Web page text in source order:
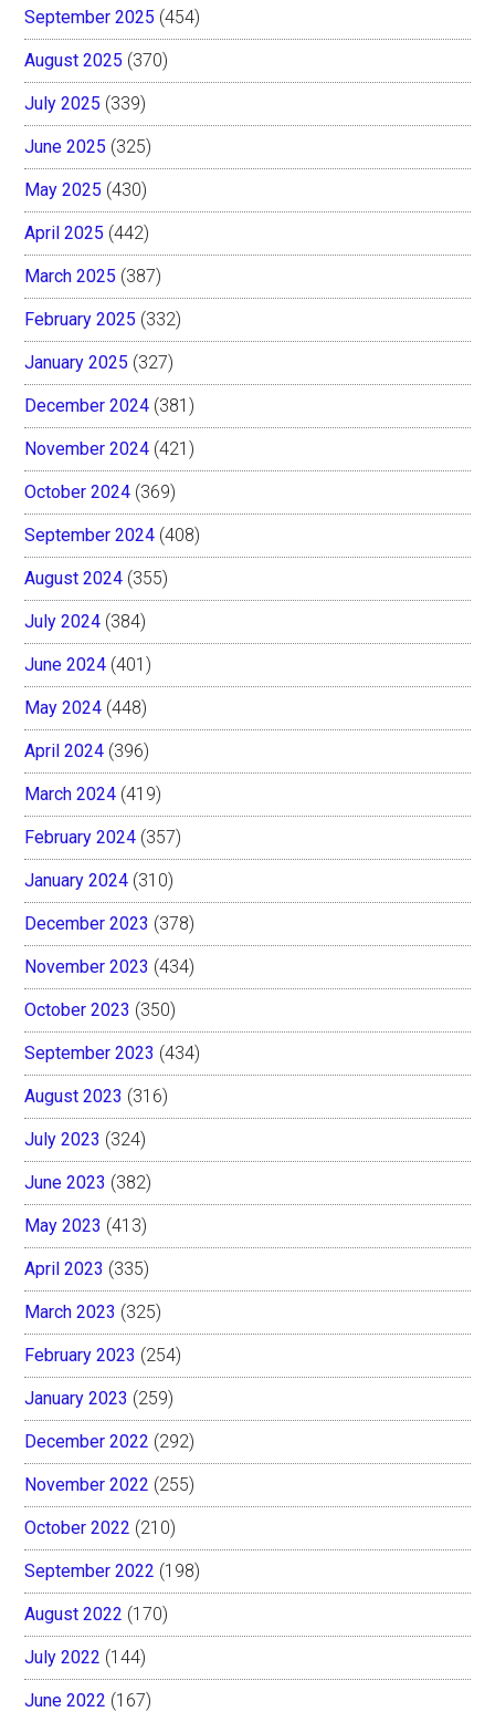
September 2025 (454)
August 2025 (370)
July 2025 (339)
June 2025 (325)
May 2025 (430)
April 2025 (442)
March 2025 (387)
February 2025 (332)
January 2025 (327)
December 2024 (381)
November 2024 (421)
October 2024 (369)
September 2024 (408)
August 2024 (355)
July 2024 (384)
June 2024 (401)
May 2024 (448)
April 2024 (396)
March 2024 (419)
February 2024 (357)
January 2024 (310)
December 2023 (378)
November 2023 (434)
October 2023 (350)
September 2023 (434)
August 2023 (316)
July 2023 (324)
June 2023 (382)
May 2023 (413)
April 2023 (335)
March 2023 (325)
February 2023 (254)
January 2023 (259)
December 2022 (292)
November 2022 (255)
October 2022 (210)
September 2022 (198)
August 2022 (170)
July 2022 (144)
June 2022 (167)